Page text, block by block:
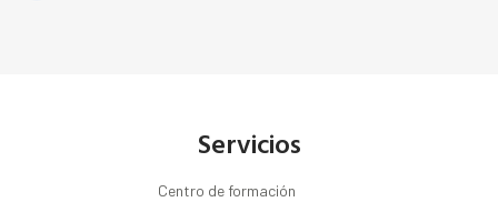
Servicios
Centro de formación